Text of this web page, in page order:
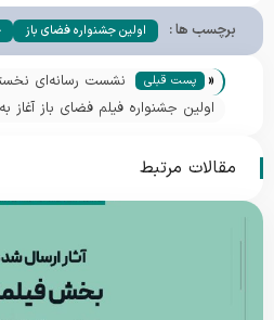
برچسب ها : اولین جشنواره فضای باز
« پست قبلی
ٖنشست رسانه‌ای
فضای باز برگزار شد
اولین جشنواره فیلم فضای باز آغاز
مقالات مرتبط